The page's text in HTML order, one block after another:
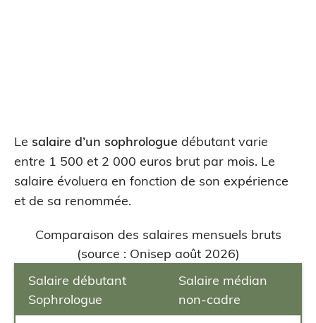
Le salaire d’un sophrologue débutant varie
entre 1 500 et 2 000 euros brut par mois. Le
salaire évoluera en fonction de son expérience
et de sa renommée.
Comparaison des salaires mensuels bruts
(source : Onisep août 2026)
Salaire débutant
Sophrologue
Salaire médian
non-cadre